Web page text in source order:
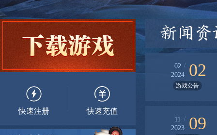
快速注册 快速充值
新闻资
02
2024
02
/
游戏公告
11
2023
09
/